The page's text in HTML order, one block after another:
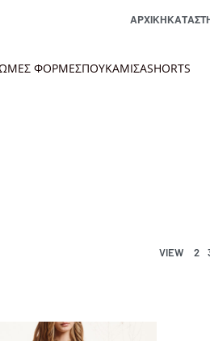
ΑΡΧΙΚΉ
ΦΟΡΜΕΣΠΟΥΚΑΜΙΣΑSHORTS
VIEW 2